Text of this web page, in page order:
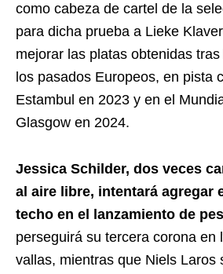
como cabeza de cartel de la
para dicha prueba a Lieke
mejorar las platas obtenidas
los pasados Europeos, en pista
Estambul en 2023 y en el
Glasgow en 2024.
Jessica Schilder, dos veces
al aire libre, intentará agregar
techo en el lanzamiento de
perseguirá su tercera corona en
vallas, mientras que Niels Laros